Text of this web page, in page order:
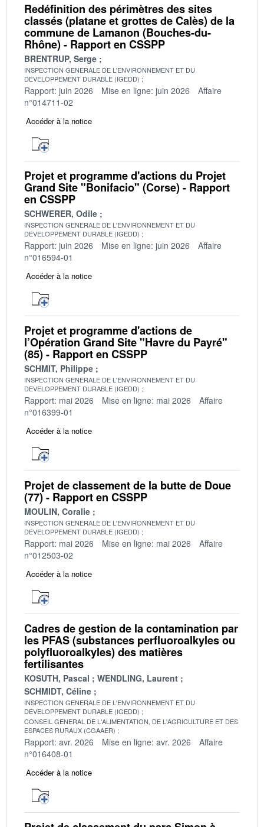
Redéfinition des périmètres des sites
classés (platane et grottes de Calès) de la
commune de Lamanon (Bouches-du-
Rhône) - Rapport en CSSPP
BRENTRUP, Serge
INSPECTION GENERALE DE L'ENVIRONNEMENT ET DU
DEVELOPPEMENT DURABLE (IGEDD)
Rapport: juin 2026 Mise en ligne: juin 2026
Affaire
n°014711-02
Accéder à la notice
Projet et programme d'actions du Projet
Grand Site "Bonifacio" (Corse) - Rapport
en CSSPP
SCHWERER, Odile
INSPECTION GENERALE DE L'ENVIRONNEMENT ET DU
DEVELOPPEMENT DURABLE (IGEDD)
Rapport: juin 2026 Mise en ligne: juin 2026
Affaire
n°016594-01
Accéder à la notice
Projet et programme d'actions de
l’Opération Grand Site "Havre du Payré"
(85) - Rapport en CSSPP
SCHMIT, Philippe
INSPECTION GENERALE DE L'ENVIRONNEMENT ET DU
DEVELOPPEMENT DURABLE (IGEDD)
Rapport: mai 2026 Mise en ligne: mai 2026
Affaire
n°016399-01
Accéder à la notice
Projet de classement de la butte de Doue
(77) - Rapport en CSSPP
MOULIN, Coralie
INSPECTION GENERALE DE L'ENVIRONNEMENT ET DU
DEVELOPPEMENT DURABLE (IGEDD)
Rapport: mai 2026 Mise en ligne: mai 2026
Affaire
n°012503-02
Accéder à la notice
Cadres de gestion de la contamination par
les PFAS (substances perfluoroalkyles ou
polyfluoroalkyles) des matières
fertilisantes
KOSUTH, Pascal
WENDLING, Laurent
SCHMIDT, Céline
INSPECTION GENERALE DE L'ENVIRONNEMENT ET DU
DEVELOPPEMENT DURABLE (IGEDD)
CONSEIL GENERAL DE L'ALIMENTATION, DE L'AGRICULTURE ET DES
ESPACES RURAUX (CGAAER)
Rapport: avr. 2026 Mise en ligne: avr. 2026
Affaire
n°016408-01
Accéder à la notice